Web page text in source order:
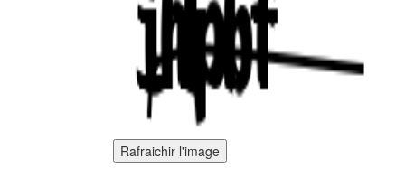
Rafraichir l'image